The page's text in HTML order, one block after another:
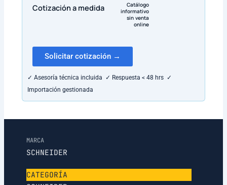
Cotización a medida
Catálogo
informativo
sin venta
online
Solicitar cotización →
✓ Asesoría técnica incluida ✓ Respuesta < 48 hrs ✓
Importación gestionada
MARCA
SCHNEIDER
CATEGORÍA